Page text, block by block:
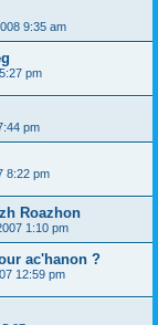
9:35 am
pm
pm
8:22 pm
Roazhon
1:10 pm
ac'hanon ?
12:59 pm